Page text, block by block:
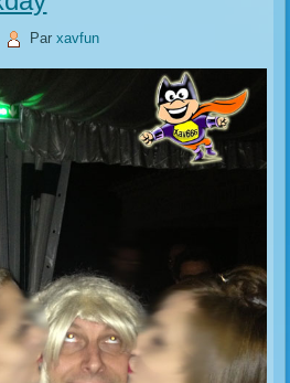
Par xavfun